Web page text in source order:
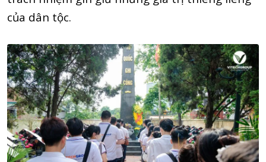
của dân tộc.